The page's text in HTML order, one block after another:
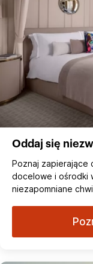
Oddaj się
Poznaj zapierające
docelowe i ośrodki
niezapomniane